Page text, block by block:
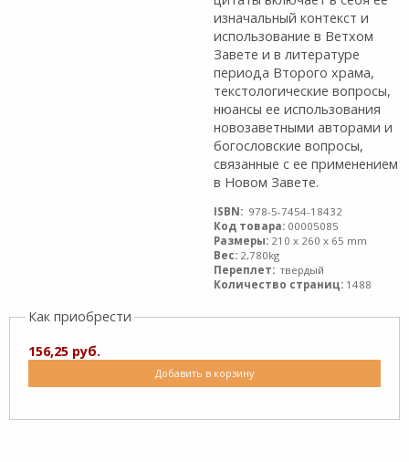
изначальный контекст и
использование в Ветхом
Завете и в литературе
периода Второго храма,
текстологические вопросы,
нюансы ее использования
новозаветными авторами и
богослов­ские вопросы,
связанные с ее применением
в Новом Завете.
ISBN: 978-5-7454-18432
Код товара: 00005085
Размеры: 210 x 260 x 65 mm
Вес: 2,780kg
Переплет: твердый
Количество страниц: 1488
Как приобрести
156,25 руб.
Добавить в корзину